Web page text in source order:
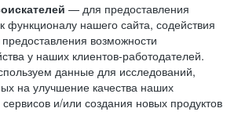
— для предоставления
функционалу нашего сайта, содействия
предоставления возможности
у наших клиентов-работодателей.
данные для исследований,
на улучшение качества наших
сервисов и/или создания новых продуктов